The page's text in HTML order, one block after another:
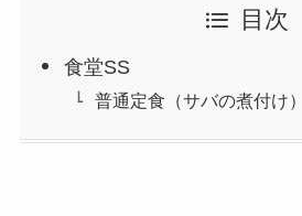
目次
食堂SS
普通定食（サバの煮付け）